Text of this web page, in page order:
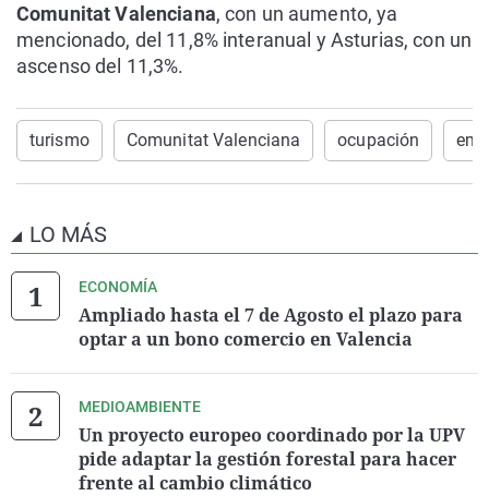
Comunitat Valenciana, con un aumento, ya
mencionado, del 11,8% interanual y Asturias, con un
ascenso del 11,3%.
turismo Comunitat Valenciana ocupación
LO MÁS
ECONOMÍA
Ampliado hasta el 7 de Agosto el plazo para
optar a un bono comercio en Valencia
MEDIOAMBIENTE
Un proyecto europeo coordinado por la UPV
pide adaptar la gestión forestal para hacer
frente al cambio climático